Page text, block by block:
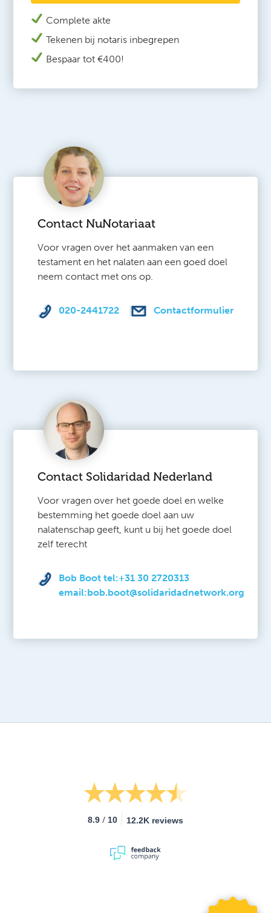
Complete akte
Tekenen bij notaris inbegrepen
Bespaar tot €400!
Contact NuNotariaat
Voor vragen over het aanmaken van een
testament en het nalaten aan een goed doel
neem contact met ons op.
020-2441722 Contactformulier
Contact Solidaridad Nederland
Voor vragen over het goede doel en welke
bestemming het goede doel aan uw
nalatenschap geeft, kunt u bij het goede doel
zelf terecht
Bob Boot tel:+31 30 2720313
email:bob.boot@solidaridadnetwork.org
8.9 / 10 12.2K reviews